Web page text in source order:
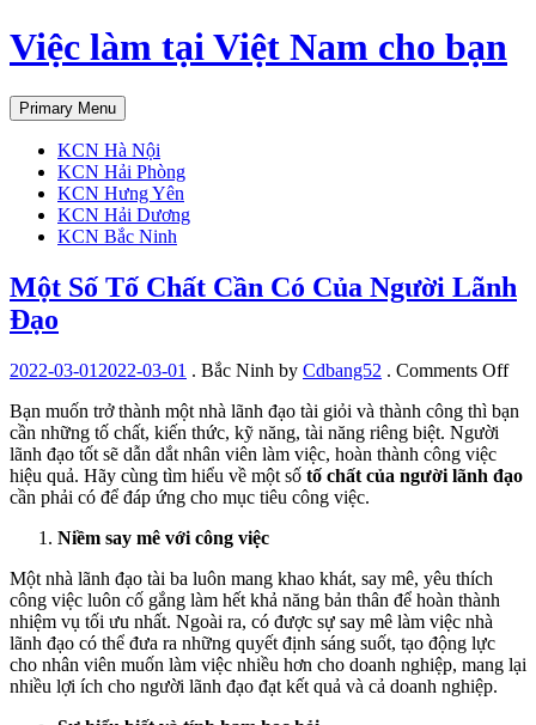
Skip
to
Việc làm tại Việt Nam cho bạn
Primary Menu
KCN Hà Nội
KCN Hải Phòng
KCN Hưng Yên
KCN Hải Dương
KCN Bắc Ninh
Một Số Tố Chất Cần Có Của Người Lãnh
Đạo
2022-03-01 2022-03-01 . Bắc Ninh by Cdbang52 . Comments Offon
Số
Bạn muốn trở thành một nhà lãnh đạo tài giỏi và thành công thì bạn
cần những tố chất, kiến thức, kỹ năng, tài năng riêng biệt. Người
lãnh đạo tốt sẽ dẫn dắt nhân viên làm việc, hoàn thành công việc
hiệu quả. Hãy cùng tìm hiểu về một số tố chất của người lãnh đạo
cần phải có để đáp ứng cho mục tiêu công việc.
Niềm say mê với công việc
Một nhà lãnh đạo tài ba luôn mang khao khát, say mê, yêu thích
công việc luôn cố gắng làm hết khả năng bản thân để hoàn thành
nhiệm vụ tối ưu nhất. Ngoài ra, có được sự say mê làm việc nhà
lãnh đạo có thể đưa ra những quyết định sáng suốt, tạo động lực
cho nhân viên muốn làm việc nhiều hơn cho doanh nghiệp, mang lại
nhiều lợi ích cho người lãnh đạo đạt kết quả và cả doanh nghiệp.